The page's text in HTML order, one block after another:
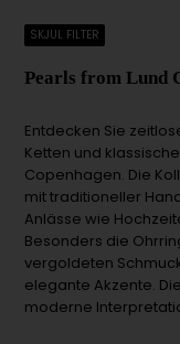
SKJUL FILTER
Pearls from Lund
Entdecken Sie
Ketten und
Copenhagen. Die
mit traditioneller
Anlässe wie
Besonders die
vergoldeten
elegante Akzente.
moderne